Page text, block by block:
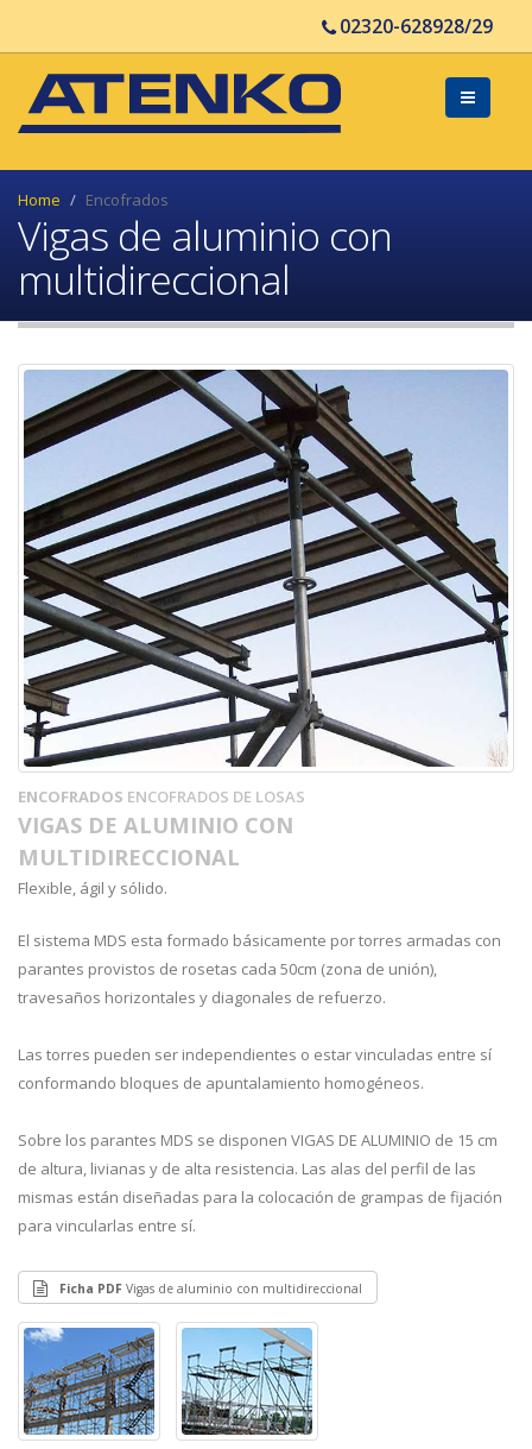
02320-628928/29
Home Encofrados
Vigas de aluminio con
multidireccional
ENCOFRADOS ENCOFRADOS DE LOSAS
VIGAS DE ALUMINIO CON
MULTIDIRECCIONAL
Flexible, ágil y sólido.
El sistema MDS esta formado básicamente por torres armadas con
parantes provistos de rosetas cada 50cm (zona de unión),
travesaños horizontales y diagonales de refuerzo.
Las torres pueden ser independientes o estar vinculadas entre sí
conformando bloques de apuntalamiento homogéneos.
Sobre los parantes MDS se disponen VIGAS DE ALUMINIO de 15 cm
de altura, livianas y de alta resistencia. Las alas del perfil de las
mismas están diseñadas para la colocación de grampas de fijación
para vincularlas entre sí.
Ficha PDF Vigas de aluminio con multidireccional